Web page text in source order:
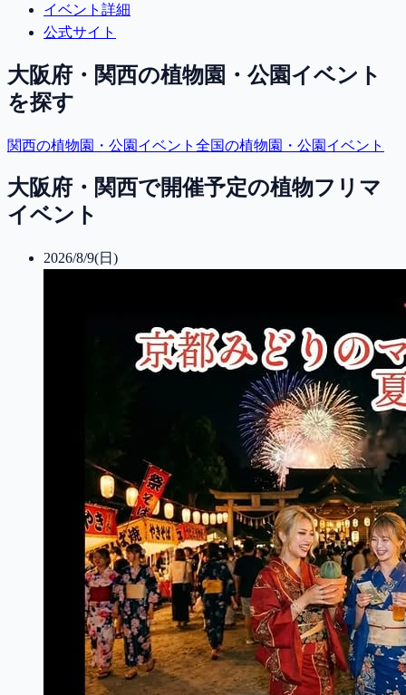
イベント詳細
公式サイト
大阪府・関西の植物園・公園イベント
を探す
関西の植物園・公園イベント 全国の植物園・公園イベント
大阪府・関西で開催予定の植物フリマ
イベント
2026/8/9(日)